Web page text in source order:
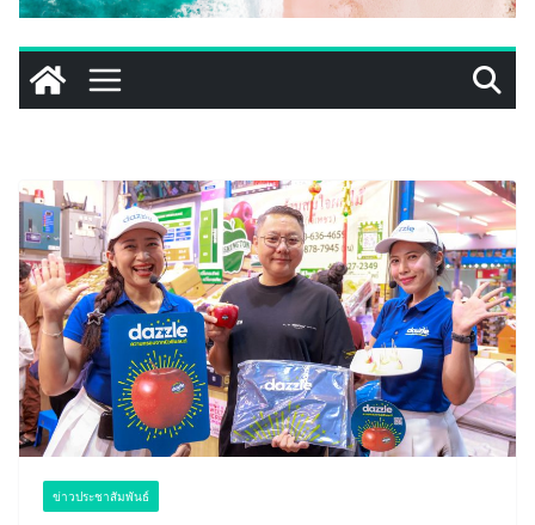
LORDNINE จัดศึกคนดังสายเกม ไทย ปะทะ ฟิลิปปินส์ ใน
ฉลองเซิร์ฟเวอร์ใหม่ เฮเลนา
PIPPER STANDARD® เปิดตัวแชมพูอาบน้ำ และ โฟมอาบ
แห้งสัตว์เลี้ยง ชูนวัตกรรมพลังธรรมชาติ “Zero-Residue”
ข่าวประชาสัมพันธ์